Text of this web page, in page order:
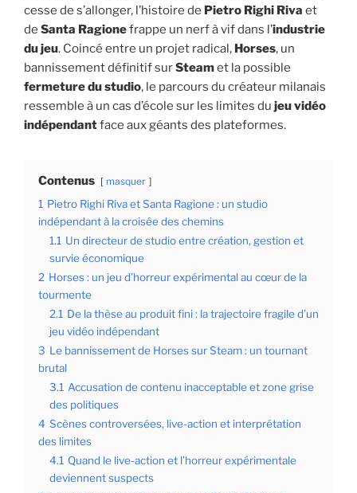
cesse de s’allonger, l’histoire de Pietro Righi Riva et
de Santa Ragionefrappe un nerf à vif dans l’industrie
du jeu. Coincé entre un projet radical, Horses, un
bannissement définitif surSteamet la possible
fermeture du studio, le parcours du créateur milanais
ressemble à un cas d’école sur les limites du jeu vidéo
indépendantface aux géants des plateformes.
Contenus masquer
1 Pietro Righi Riva et Santa Ragione : un studio
indépendant à la croisée des chemins
1.1 Un directeur de studio entre création, gestion et
survie économique
2 Horses : un jeu d’horreur expérimental au cœur de la
tourmente
2.1 De la thèse au produit fini : la trajectoire fragile d’un
jeu vidéo indépendant
3 Le bannissement de Horses sur Steam : un tournant
brutal
3.1 Accusation de contenu inacceptable et zone grise
des politiques
4 Scènes controversées, live-action et interprétation
des limites
4.1 Quand le live-action et l’horreur expérimentale
deviennent suspects